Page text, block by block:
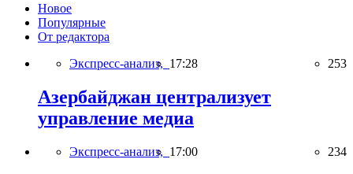
Новое
Популярные
От редактора
Экспресс-анализ, 17:28 253
Азербайджан централизует
управление медиа
Экспресс-анализ, 17:00 234